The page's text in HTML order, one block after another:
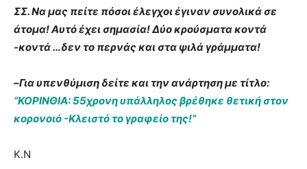
ΣΣ. Να μας πείτε πόσοι έλεγχοι έγιναν συνολικά σε
άτομα! Αυτό έχει σημασία! Δύο κρούσματα κοντά
-κοντά …δεν το περνάς και στα ψιλά γράμματα!
–Για υπενθύμιση δείτε και την ανάρτηση με τίτλο:
“ΚΟΡΙΝΘΙΑ: 55χρονη υπάλληλος βρέθηκε θετική στον
κορονοιό -Κλειστό το γραφείο της!”
Κ.Ν